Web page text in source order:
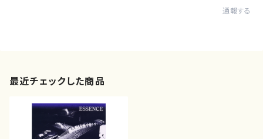
通報する
最近チェックした商品